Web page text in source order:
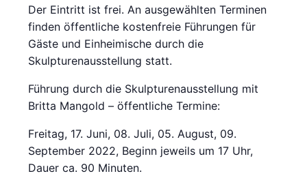
Der Eintritt ist frei. An ausgewählten Terminen
finden öffentliche kostenfreie Führungen für
Gäste und Einheimische durch die
Skulpturenausstellung statt.
Führung durch die Skulpturenausstellung mit
Britta Mangold – öffentliche Termine:
Freitag, 17. Juni, 08. Juli, 05. August, 09.
September 2022, Beginn jeweils um 17 Uhr,
Dauer ca. 90 Minuten.